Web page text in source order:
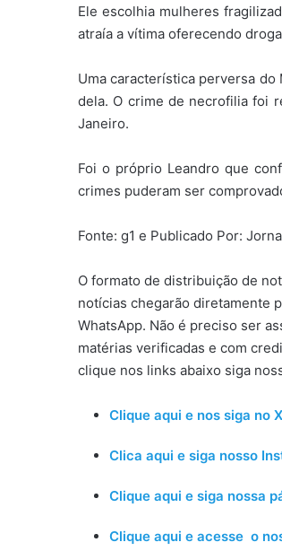
Ele escolhia mulheres
atraía a vítima oferecendo
Uma característica perversa
dela. O crime de necrofilia foi
Janeiro.
Foi o próprio Leandro que
crimes puderam ser
Fonte: g1 e Publicado Por:
O formato de distribuição de
notícias chegarão diretamente
WhatsApp. Não é preciso ser
matérias verificadas e com
clique nos links abaixo siga
Clique aqui e nos siga no X
Clica aqui e siga nosso
Clique aqui e siga nossa
Clique aqui e acesse o